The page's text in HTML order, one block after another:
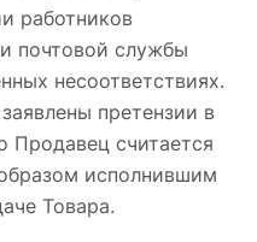
работников
почтовой службы
несоответствиях.
претензии в
Продавец считается
исполнившим
Товара.